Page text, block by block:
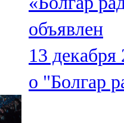
107,8 FM
Теләче
106,1 FM
Түбән Кама
объявлен
13 декабря
о "Болгар